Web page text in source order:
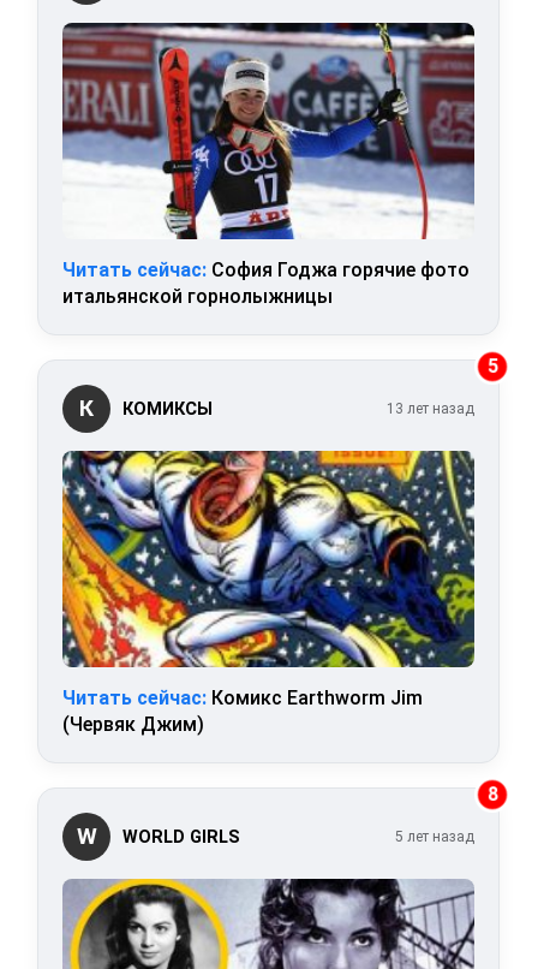
Читать сейчас: София Годжа горячие фото
итальянской горнолыжницы
5
К КОМИКСЫ 13 лет назад
Читать сейчас: Комикс Earthworm Jim
(Червяк Джим)
8
W WORLD GIRLS 5 лет назад